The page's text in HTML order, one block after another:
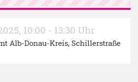
, 10:00 - 13:30 Uhr
Alb-Donau-Kreis, Schillerstraße